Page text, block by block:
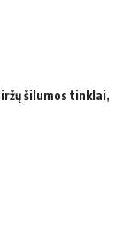
šilumos tinklai